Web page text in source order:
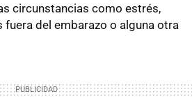
circunstancias como estrés,
del embarazo o alguna otra